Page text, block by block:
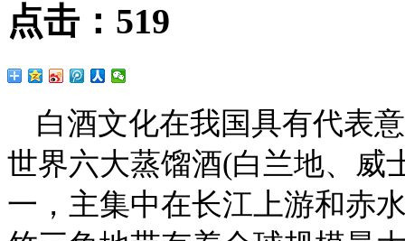
点击： 519
白酒文化在我国具有代表
世界六大蒸馏酒(白兰地、威
一，主集中在长江上游和赤